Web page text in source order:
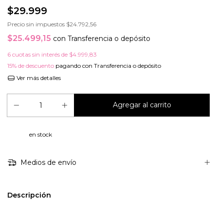
$29.999
Precio sin impuestos $24.792,56
$25.499,15 con Transferencia o depósito
6 cuotas sin interés de $4.999,83
15% de descuento pagando con Transferencia o depósito
Ver más detalles
en stock
Medios de envío
Descripción